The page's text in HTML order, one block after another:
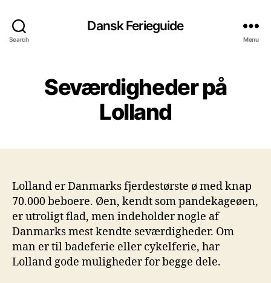
Search
Dansk Ferieguide
Menu
Seværdigheder på
Lolland
Lolland er Danmarks fjerdestørste ø med knap
70.000 beboere. Øen, kendt som pandekageøen,
er utroligt flad, men indeholder nogle af
Danmarks mest kendte seværdigheder. Om
man er til badeferie eller cykelferie, har
Lolland gode muligheder for begge dele.